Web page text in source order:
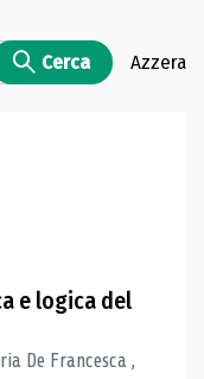
Cerca Azzera
e logica del
De Francesca ,